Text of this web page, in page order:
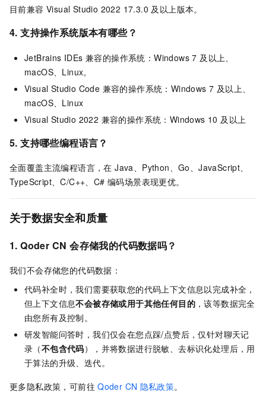
目前兼容 Visual Studio 2022 17.3.0 及以上版本。
4. 支持操作系统版本有哪些？
JetBrains IDEs 兼容的操作系统：Windows 7 及以上、
macOS、Linux。
Visual Studio Code 兼容的操作系统：Windows 7 及以上、
macOS、Linux
Visual Studio 2022 兼容的操作系统：Windows 10 及以上
5. 支持哪些编程语言？
全面覆盖主流编程语言，在 Java、Python、Go、JavaScript、
TypeScript、C/C++、C# 编码场景表现更优。
关于数据安全和质量
1.Qoder CN 会存储我的代码数据吗？
我们不会存储您的代码数据：
代码补全时，我们需要获取您的代码上下文信息以完成补全，
但上下文信息不会被存储或用于其他任何目的 ，该等数据完全
由您所有及控制。
研发智能问答时，我们仅会在您点踩/点赞后，仅针对聊天记
录（不包含代码），并将数据进行脱敏、去标识化处理后，用
于算法的升级、迭代。
更多隐私政策，可前往 Qoder CN 隐私政策。